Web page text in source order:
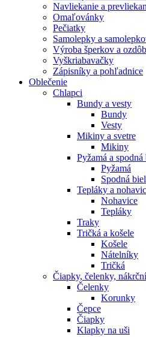
Navliekanie a
Omaľovánky
Pečiatky
Samolepky a
Výroba šperkov a ozdôb
Vyškriabavačky
Zápisníky a pohľadnice
Oblečenie
Chlapci
Bundy a vesty
Bundy
Vesty
Mikiny a svetre
Mikiny
Pyžamá a spodná
Pyžamá
Spodná
Tepláky a
Nohavice
Tepláky
Traky
Tričká a košele
Košele
Nátelníky
Tričká
Čiapky, čelenky,
Čelenky
Korunky
Čepce
Čiapky
Klapky na uši